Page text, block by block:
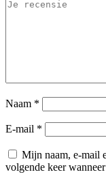
Naam *
E-mail *
Mijn naam, e-mail
volgende keer